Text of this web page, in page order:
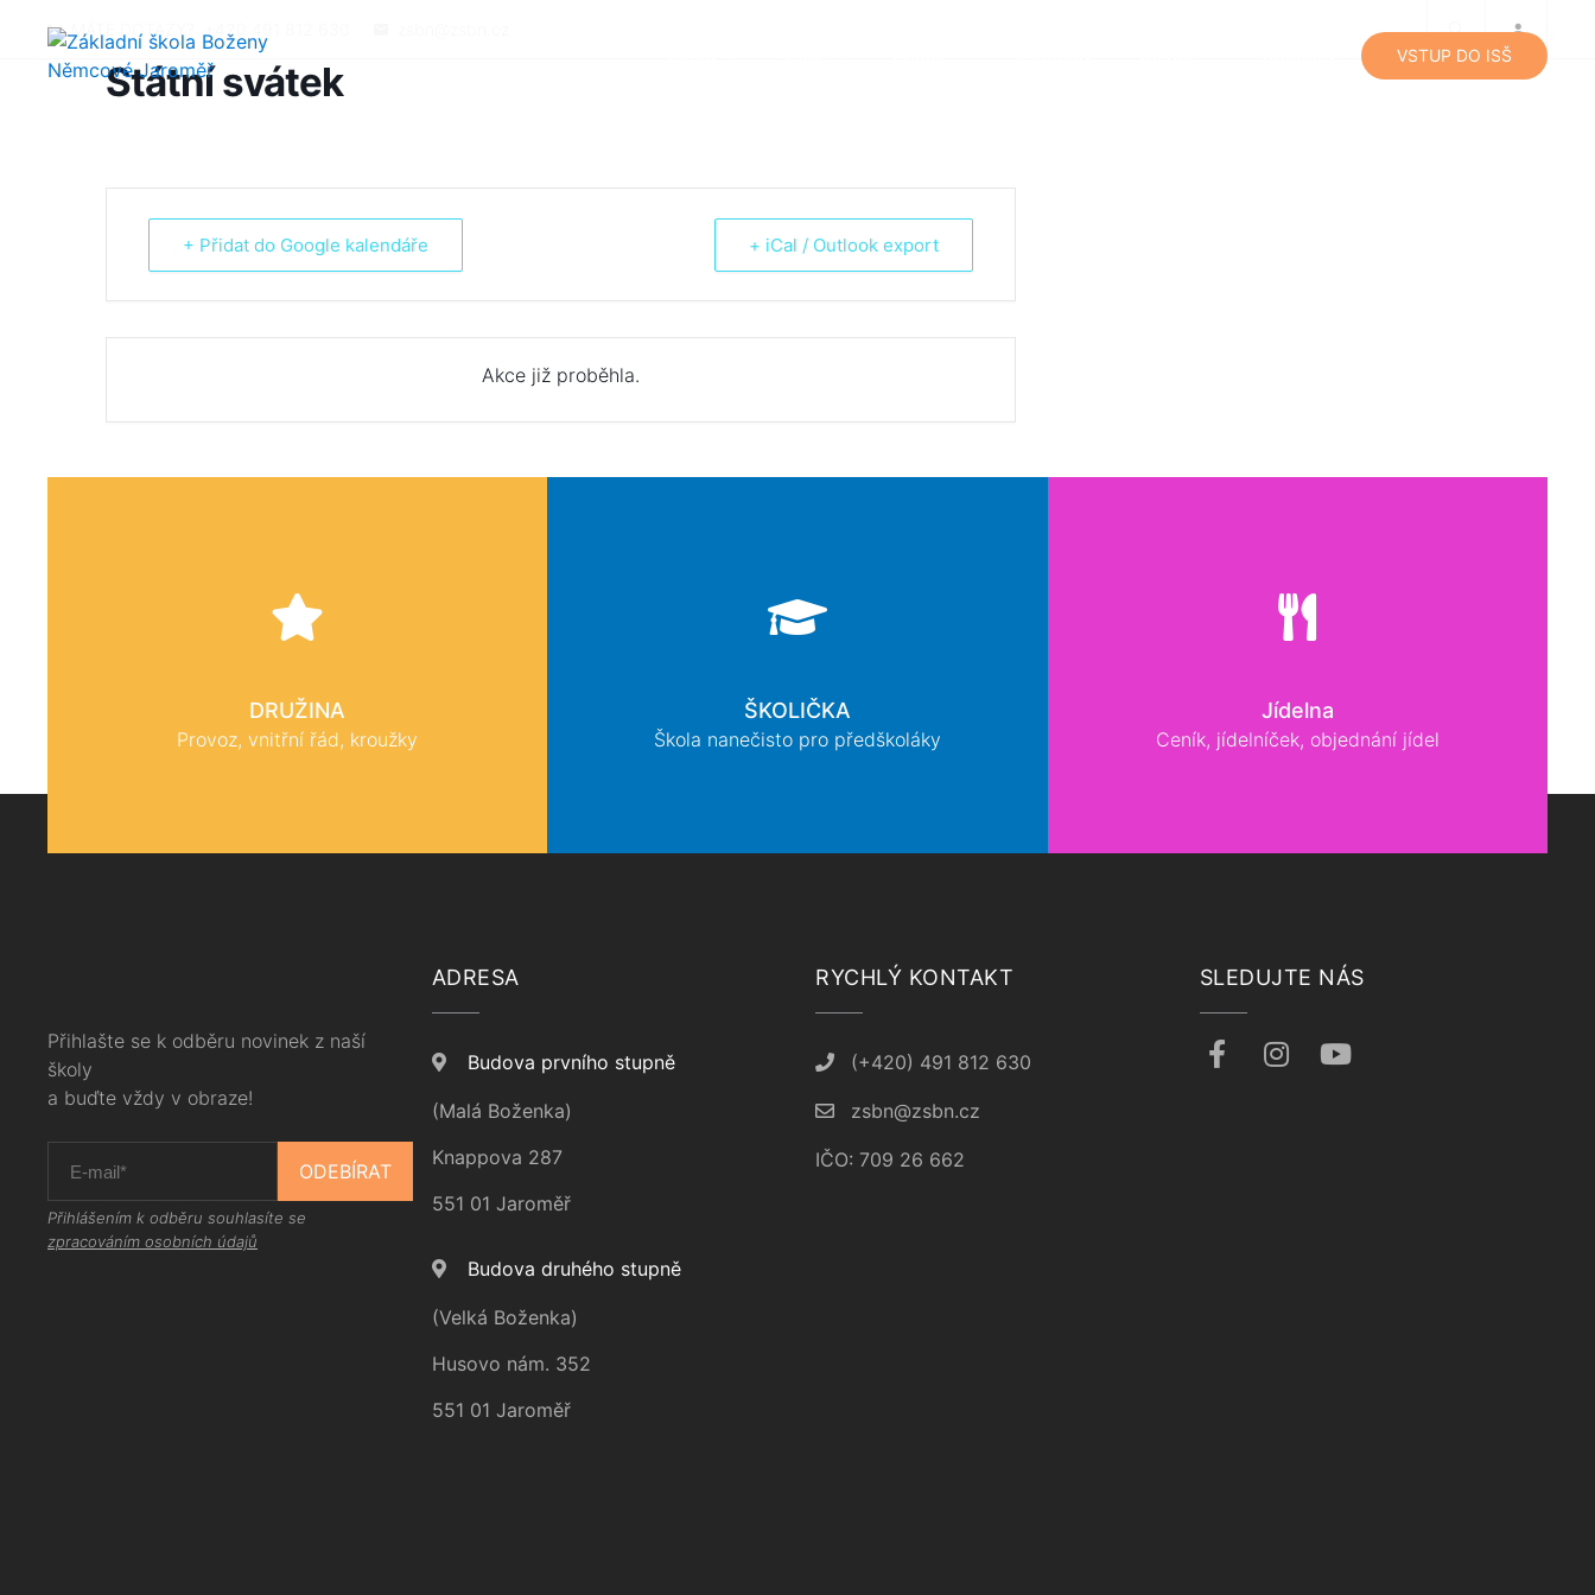
MÁTE DOTAZY? +420 491 812 630
VSTUP DO ISŠ
Státní svátek
+ Přidat do Google kalendáře + iCal / Outlook export
Akce již proběhla.
DRUŽINA
Provoz, vnitřní řád, kroužky
ŠKOLIČKA
Škola nanečisto pro předškoláky
Jídelna
Ceník, jídelníček, objednání jídel
Přihlašte se k odběru novinek z naší
školy
a buďte vždy v obraze!
ODEBÍRAT
Přihlášením k odběru souhlasíte se
zpracováním osobních údajů
ADRESA
Budova prvního stupně
(Malá Boženka)
Knappova 287
551 01 Jaroměř
Budova druhého stupně
(Velká Boženka)
Husovo nám. 352
551 01 Jaroměř
RYCHLÝ KONTAKT
(+420) 491 812 630
zsbn@zsbn.cz
IČO: 709 26 662
SLEDUJTE NÁS